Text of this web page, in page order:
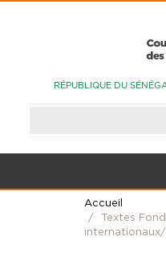
RÉPUBLIQUE DU
Accueil
Textes
internationaux/